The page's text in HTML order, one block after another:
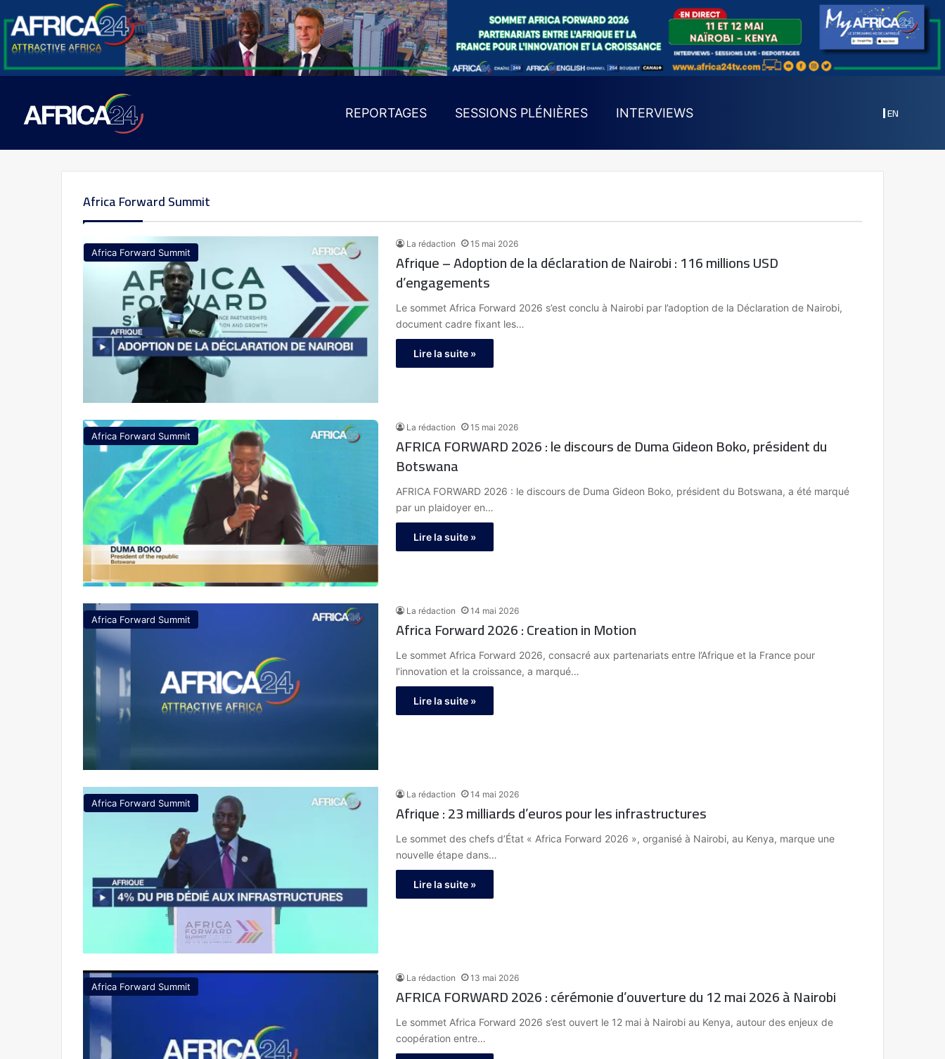
REPORTAGES SESSIONS PLÉNIÈRES INTERVIEWS EN
Africa Forward Summit
Africa Forward Summit
La rédaction 15 mai 2026
Afrique – Adoption de la déclaration de Nairobi : 116 millions USD
d’engagements
Le sommet Africa Forward 2026 s’est conclu à Nairobi par l’adoption de la Déclaration de Nairobi,
document cadre fixant les…
Lire la suite »
Africa Forward Summit
La rédaction 15 mai 2026
AFRICA FORWARD 2026 : le discours de Duma Gideon Boko, président du
Botswana
AFRICA FORWARD 2026 : le discours de Duma Gideon Boko, président du Botswana, a été marqué
par un plaidoyer en…
Lire la suite »
Africa Forward Summit
La rédaction 14 mai 2026
Africa Forward 2026 : Creation in Motion
Le sommet Africa Forward 2026, consacré aux partenariats entre l’Afrique et la France pour
l’innovation et la croissance, a marqué…
Lire la suite »
Africa Forward Summit
La rédaction 14 mai 2026
Afrique : 23 milliards d’euros pour les infrastructures
Le sommet des chefs d’État « Africa Forward 2026 », organisé à Nairobi, au Kenya, marque une
nouvelle étape dans…
Lire la suite »
Africa Forward Summit
La rédaction 13 mai 2026
AFRICA FORWARD 2026 : cérémonie d’ouverture du 12 mai 2026 à Nairobi
Le sommet Africa Forward 2026 s’est ouvert le 12 mai à Nairobi au Kenya, autour des enjeux de
coopération entre…